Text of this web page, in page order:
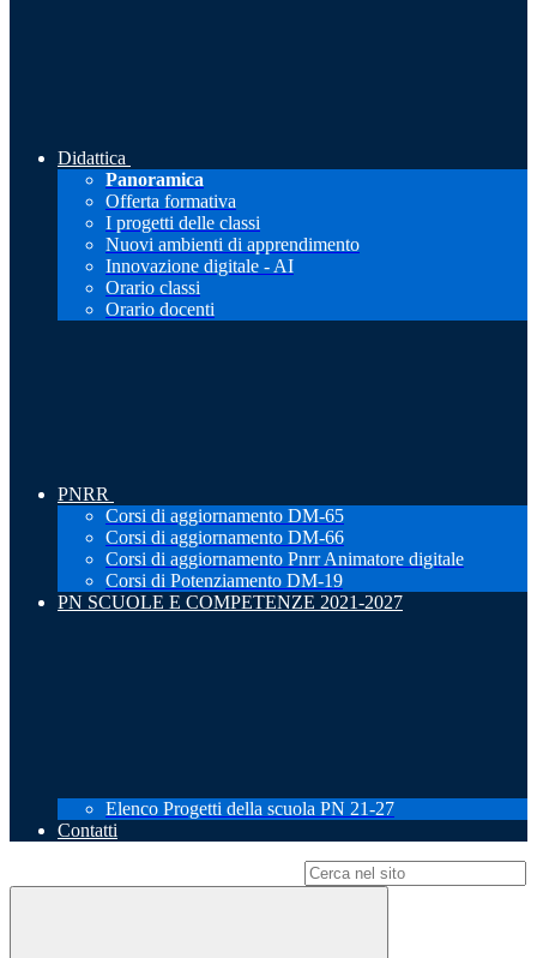
Didattica
Panoramica
Offerta formativa
I progetti delle classi
Nuovi ambienti di apprendimento
Innovazione digitale - AI
Orario classi
Orario docenti
PNRR
Corsi di aggiornamento DM-65
Corsi di aggiornamento DM-66
Corsi di aggiornamento Pnrr Animatore digitale
Corsi di Potenziamento DM-19
PN SCUOLE E COMPETENZE 2021-2027
Elenco Progetti della scuola PN 21-27
Contatti